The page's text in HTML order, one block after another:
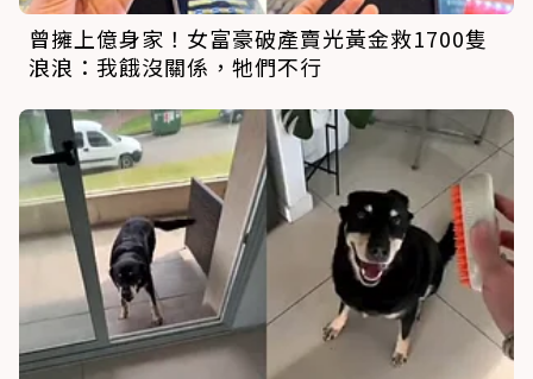
曾擁上億身家！女富豪破產賣光黃金救1700隻
浪浪：我餓沒關係，牠們不行